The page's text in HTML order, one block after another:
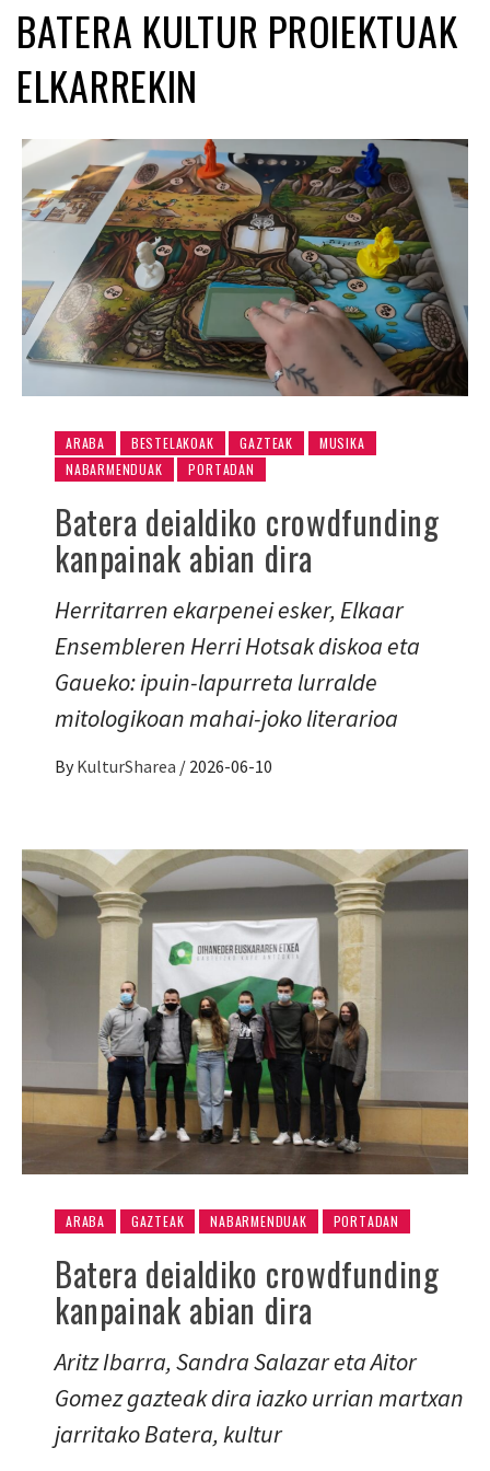
BATERA KULTUR PROIEKTUAK
ELKARREKIN
ARABA BESTELAKOAK GAZTEAK
MUSIKA
NABARMENDUAK
PORTADAN
Batera deialdiko crowdfunding
kanpainak abian dira
Herritarren ekarpenei esker, Elkaar
Ensembleren Herri Hotsak diskoa eta
Gaueko: ipuin-lapurreta lurralde
mitologikoan mahai-joko literarioa
By KulturSharea / 2026-06-10
ARABA GAZTEAK NABARMENDUAK PORTADAN
Batera deialdiko crowdfunding
kanpainak abian dira
Aritz Ibarra, Sandra Salazar eta Aitor
Gomez gazteak dira iazko urrian martxan
jarritako Batera, kultur